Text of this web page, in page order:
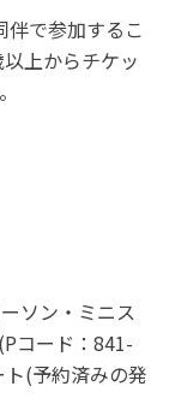
で参加するこ
上からチケッ
ソン・ミニス
コード：841-
(予約済みの発